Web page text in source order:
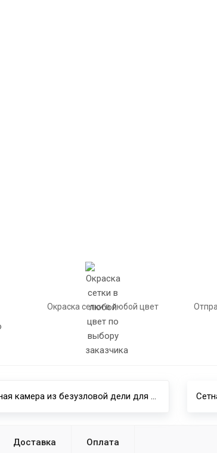
Окраска сетки в любой цвет
Сетная камера из безузловой дели для разведения рыбы
Доставка Оплата